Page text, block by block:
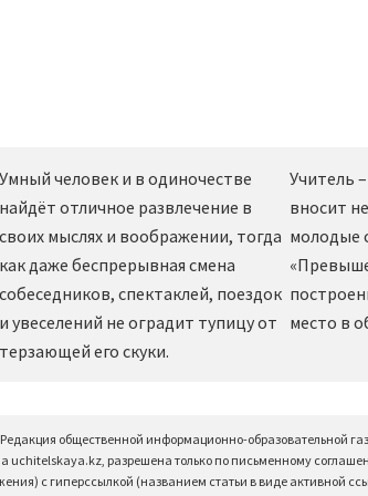
Умный человек и в одиночестве
найдёт отличное развлечение в
своих мыслях и воображении, тогда
как даже беспрерывная смена
собеседников, спектаклей, поездок
и увеселений не оградит тупицу от
терзающей его скуки.
Учитель
вносит
молодые
место в
общественной информационно-образовательной
разрешена только по письменному
с гиперссылкой (названием статьи в виде активной